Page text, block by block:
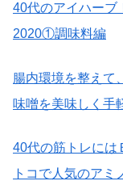
40代のアイハーブ
2020①調味料編
腸内環境を整えて
味噌を美味しく手
40代の筋トレには
トコで人気のアミ